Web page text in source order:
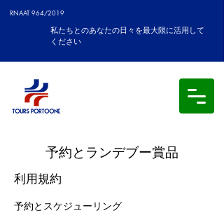
RNAAT 964/2019
私たちとのあなたの日々を最大限に活用して
ください
予約とランデブー賞品
利用規約
予約とスケジューリング